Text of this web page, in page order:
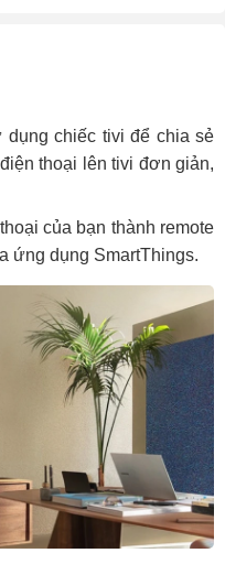
chiếc tivi để chia sẻ
thoại lên tivi đơn giản,
của bạn thành remote
ứng dụng SmartThings.